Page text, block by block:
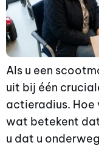
Als u een
uit bij één
actieradius. Hoe
wat betekent
u dat u